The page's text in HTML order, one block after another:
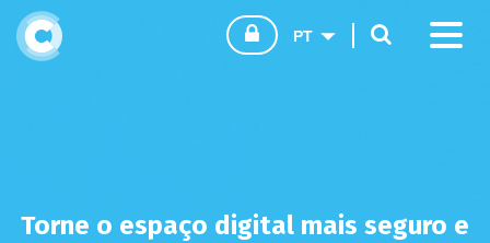
Torne o espaço digital mais seguro e